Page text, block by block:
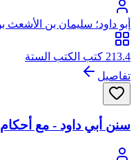
أبو داود؛ سليمان بن
أبو داود
213.4 كتب الكتب الستة
تفاصيل
سنن أبي داود - مع